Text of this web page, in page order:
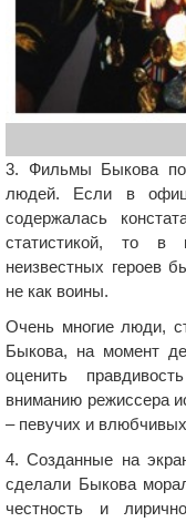
3. Фильмы Быкова
людей. Если в
содержалась
статистикой, то в
неизвестных героев
не как воины.
Очень многие люди,
Быкова, на момент
оценить
вниманию режиссера
– певучих и
4. Созданные на
сделали Быкова
честность и